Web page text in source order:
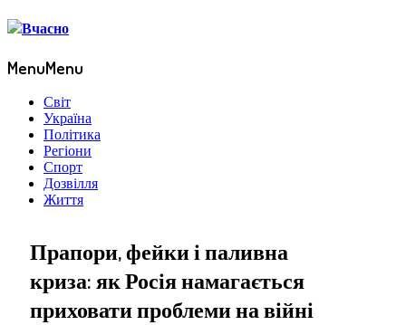
MenuMenu
Світ
Україна
Політика
Регіони
Спорт
Дозвілля
Життя
Прапори, фейки і паливна
криза: як Росія намагається
приховати проблеми на війні